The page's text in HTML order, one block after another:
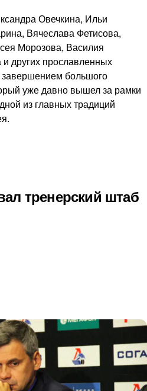
Овечкина, Ильи
Вячеслава Фетисова,
Морозова, Василия
других прославленных
завершением большого
уже давно вышел за рамки
из главных традиций
тренерский штаб